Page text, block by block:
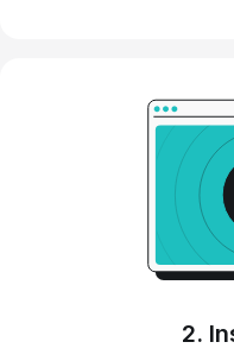
2.